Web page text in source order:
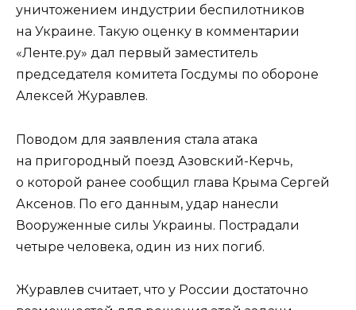
уничтожением индустрии беспилотников
на Украине. Такую оценку в комментарии
«Ленте.ру» дал первый заместитель
председателя комитета Госдумы по обороне
Алексей Журавлев.
Поводом для заявления стала атака
на пригородный поезд Азовский-Керчь,
о которой ранее сообщил глава Крыма Сергей
Аксенов. По его данным, удар нанесли
Вооруженные силы Украины. Пострадали
четыре человека, один из них погиб.
Журавлев считает, что у России достаточно